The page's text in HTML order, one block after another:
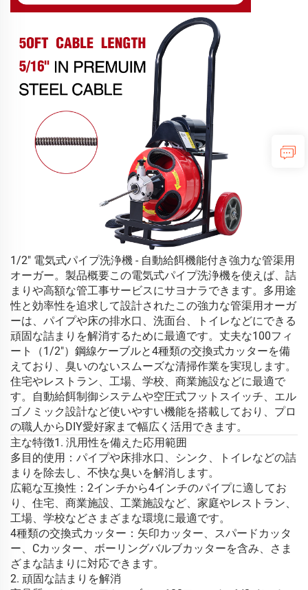
1/2" 電気式パイプ洗浄機 - 自動給餌機能付き強力な管渠用
オーガー。製品概要この電気式パイプ洗浄機を使えば、詰
まりや高額な管工事サービスにサヨナラできます。多用途
性と効率性を追求して設計されたこの強力な管渠用オーガ
ーは、パイプや床の排水口、洗面台、トイレなどにできる
頑固な詰まりを解消するために最適です。丈夫な100フィ
ート（1/2"）鋼線ケーブルと4種類の交換式カッターを備
えており、臭いのないスムーズな清掃作業を実現します。
住宅やレストラン、工場、学校、商業施設などに最適で
す。自動給餌制御システムや空圧式フットスイッチ、エル
ゴノミック設計など使いやすい機能を搭載しており、プロ
の職人からDIY愛好家まで幅広く活用できます。
主な特徴1. 汎用性を備えた応用範囲
多目的使用：パイプや床排水口、シンク、トイレなどの詰
まりを除去し、不快な臭いを解消します。
広範な互換性：2インチから4インチのパイプに適してお
り、住宅、商業施設、工業施設など、家庭やレストラン、
工場、学校などさまざまな環境に最適です。
4種類の交換式カッター：矢印カッター、スパードカッタ
ー、Cカッター、ボーリングバルブカッターを含み、さま
ざまな詰まりに対応できます。
2. 頑固な詰まりを解消